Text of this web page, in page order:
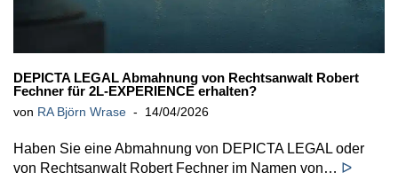
DEPICTA LEGAL Abmahnung von Rechtsanwalt Robert
Fechner für 2L-EXPERIENCE erhalten?
von RA Björn Wrase 14/04/2026
Haben Sie eine Abmahnung von DEPICTA LEGAL oder
von Rechtsanwalt Robert Fechner im Namen von… ᐅ